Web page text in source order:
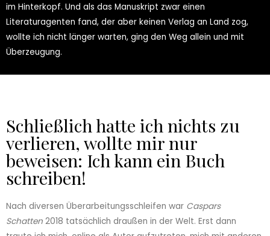
im Hinterkopf. Und als das Manuskript zwar einen
Literaturagenten fand, der aber keinen Verlag an Land zog,
wollte ich nicht länger warten, ging den Weg allein und mit
Überzeugung.
Schließlich hatte ich nichts zu
verlieren, wollte mir nur
beweisen: Ich kann ein Buch
schreiben!​
Nach diversen Überarbeitungsschleifen war Caspars
Schatten 2018 tatsächlich draußen in der Welt. Erst dann